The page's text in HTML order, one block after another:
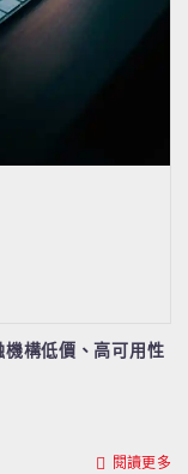
構低價、高可用性
閱讀更多